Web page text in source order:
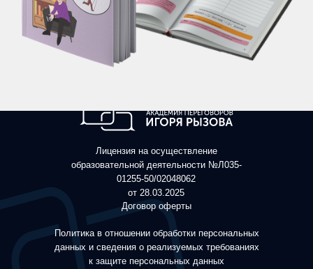
Договор оферты
Лицензия на осуществление
образовательной деятельности №Л035-
01255-50/02048062
от 28.03.2025
Политика в отношении обработки персональных
данных и сведения о реализуемых требованиях
к защите персональных данных